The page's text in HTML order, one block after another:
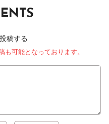
稿する
可能となっております。